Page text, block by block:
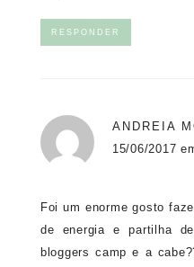
RESPONDER
ANDREIA
15/06/2017
Foi um enorme gosto
de energia e partilha
bloggers camp e a